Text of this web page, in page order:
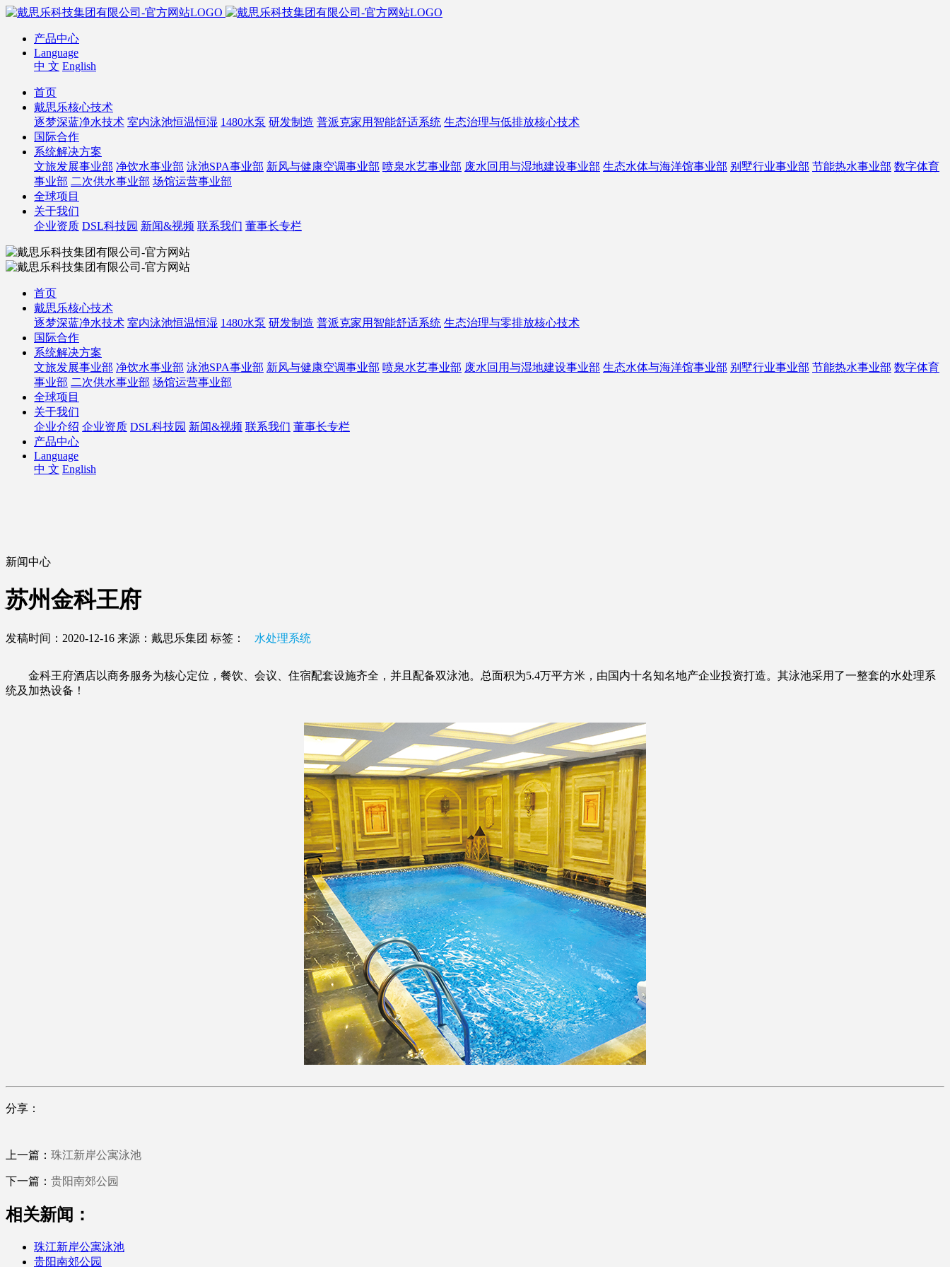
产品中心
Language
中 文 English
首页
戴思乐核心技术
逐梦深蓝净水技术 室内泳池恒温恒湿 1480水泵 研发制造 普派克家用智能舒适系统 生态治理与低排放核心技术
国际合作
系统解决方案
文旅发展事业部 净饮水事业部 泳池SPA事业部 新风与健康空调事业部 喷泉水艺事业部 废水回用与湿地建设事业部 生态水体与海洋馆事业部 别墅行业事业部 节能热水事业部 数字体育
事业部 二次供水事业部 场馆运营事业部
全球项目
关于我们
企业资质 DSL科技园 新闻&视频 联系我们 董事长专栏
首页
戴思乐核心技术
逐梦深蓝净水技术 室内泳池恒温恒湿 1480水泵 研发制造 普派克家用智能舒适系统 生态治理与零排放核心技术
国际合作
系统解决方案
文旅发展事业部 净饮水事业部 泳池SPA事业部 新风与健康空调事业部 喷泉水艺事业部 废水回用与湿地建设事业部 生态水体与海洋馆事业部 别墅行业事业部 节能热水事业部 数字体育
事业部 二次供水事业部 场馆运营事业部
全球项目
关于我们
企业介绍 企业资质 DSL科技园 新闻&视频 联系我们 董事长专栏
产品中心
Language
中 文 English
新闻中心
苏州金科王府
发稿时间：2020-12-16 来源：戴思乐集团 标签： 水处理系统
金科王府酒店以商务服务为核心定位，餐饮、会议、住宿配套设施齐全，并且配备双泳池。总面积为5.4万平方米，由国内十名知名地产企业投资打造。 其泳池采用了一整套的水处理系
统及加热设备！
分享：
上一篇： 珠江新岸公寓泳池
下一篇： 贵阳南郊公园
相关新闻：
珠江新岸公寓泳池
贵阳南郊公园